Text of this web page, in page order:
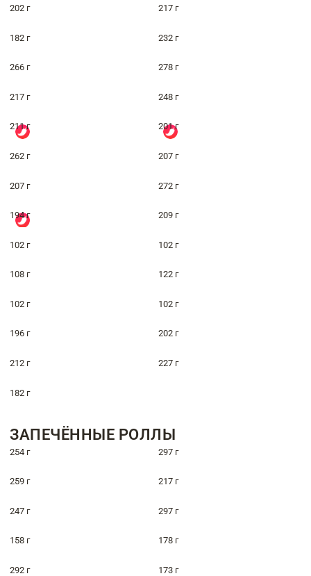
202 г 217 г
182 г 232 г
266 г 278 г
217 г 248 г
211 г 201 г
262 г 207 г
207 г 272 г
194 г 209 г
102 г 102 г
108 г 122 г
102 г 102 г
196 г 202 г
212 г 227 г
182 г
ЗАПЕЧЁННЫЕ РОЛЛЫ
254 г 297 г
259 г 217 г
247 г 297 г
158 г 178 г
292 г 173 г